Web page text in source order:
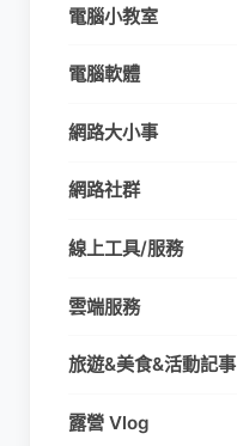
電腦小教室
電腦軟體
網路大小事
網路社群
線上工具/服務
雲端服務
旅遊&美食&活動記事
露營 Vlog